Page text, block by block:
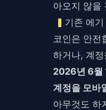
아오지 않을
기존 에
코인은 안전
하거나, 계
2026년 6월
계정을 모바
아무것도 하